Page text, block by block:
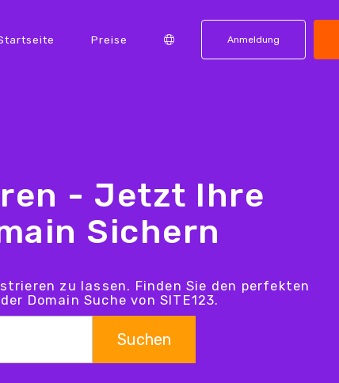
Preise Anmeldung
- Jetzt Ihre
Sichern
zu lassen. Finden Sie den perfekten
Domain Suche von SITE123.
Suchen